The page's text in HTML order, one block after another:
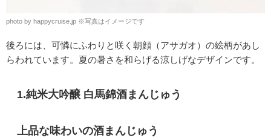
photo by happycruise.jp ※写真はイメージです
後ろには、可憐にふわりと咲く朝顔（アサガオ）の絵柄があし
らわれています。夏の暑さを和らげる涼しげなデザインです。
1.純米大吟醸 白馬錦酒まんじゅう
上品な味わいの酒まんじゅう